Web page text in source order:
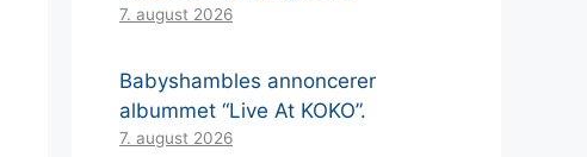
7. august 2026
Babyshambles annoncerer
albummet “Live At KOKO”.
7. august 2026